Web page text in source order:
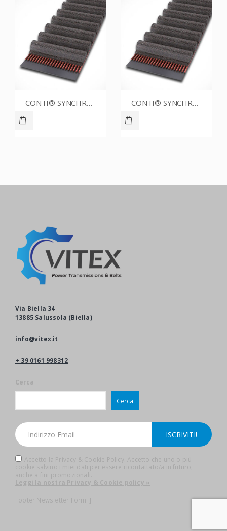
CONTI® SYNCHROBELT 90XL031 CONTI® SYNCHROBELT 60XL025
Via Biella 34
13885 Salussola (Biella)
info@vitex.it
+ 39 0161 998312
Cerca
Cerca
Accetto la Privacy & Cookie Policy. Accetto che uno o più
cookie salvino i miei dati per essere ricontattato/a in futuro,
anche a fini promozionali.
Leggi la nostra Privacy & Cookie policy »
Footer Newsletter Form"]